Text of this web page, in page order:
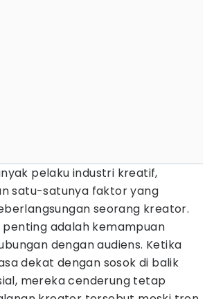
pelaku industri kreatif,
satu-satunya faktor yang
seorang kreator.
penting adalah kemampuan
dengan audiens. Ketika
dekat dengan sosok di balik
mereka cenderung tetap